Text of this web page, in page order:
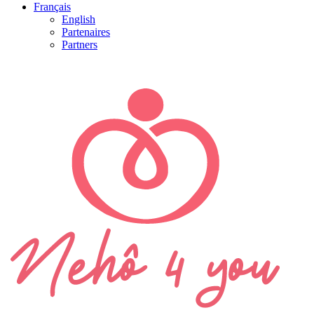
Français
English
Partenaires
Partners